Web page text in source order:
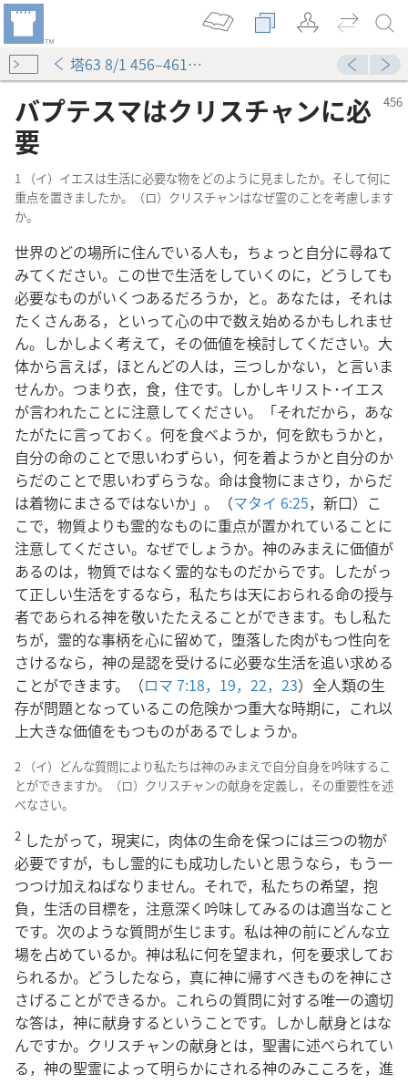
塔63 8/1 456–461ページ
バプテスマはクリスチャンに必
要
1 （イ）イエスは生活に必要な物をどのように見ましたか。そして何に
重点を置きましたか。（ロ）クリスチャンはなぜ霊のことを考慮します
か。
世界のどの場所に住んでいる人も，ちょっと自分に尋ねて
みてください。この世で生活をしていくのに，どうしても
必要なものがいくつあるだろうか，と。あなたは，それは
たくさんある，といって心の中で数え始めるかもしれませ
ん。しかしよく考えて，その価値を検討してください。大
体から言えば，ほとんどの人は，三つしかない，と言いま
せんか。つまり衣，食，住です。しかしキリスト･イエス
が言われたことに注意してください。「それだから，あな
たがたに言っておく。何を食べようか，何を飲もうかと，
自分の命のことで思いわずらい，何を着ようかと自分のか
らだのことで思いわずらうな。命は食物にまさり，からだ
は着物にまさるではないか」。（マタイ 6:25，新口）こ
こで，物質よりも霊的なものに重点が置かれていることに
注意してください。なぜでしょうか。神のみまえに価値が
あるのは，物質ではなく霊的なものだからです。したがっ
て正しい生活をするなら，私たちは天におられる命の授与
者であられる神を敬いたたえることができます。もし私た
ちが，霊的な事柄を心に留めて，堕落した肉がもつ性向を
さけるなら，神の是認を受けるに必要な生活を追い求める
ことができます。（ロマ 7:18，19， 22，23）全人類の生
存が問題となっているこの危険かつ重大な時期に，これ以
上大きな価値をもつものがあるでしょうか。
2 （イ）どんな質問により私たちは神のみまえで自分自身を吟味するこ
とができますか。（ロ）クリスチャンの献身を定義し，その重要性を述
べなさい。
2 したがって，現実に，肉体の生命を保つには三つの物が
必要ですが，もし霊的にも成功したいと思うなら，もう一
つつけ加えねばなりません。それで，私たちの希望，抱
負，生活の目標を，注意深く吟味してみるのは適当なこと
です。次のような質問が生じます。私は神の前にどんな立
場を占めているか。神は私に何を望まれ，何を要求してお
られるか。どうしたなら，真に神に帰すべきものを神にさ
さげることができるか。これらの質問に対する唯一の適切
な答は，神に献身するということです。しかし献身とはな
んですか。クリスチャンの献身とは，聖書に述べられてい
る，神の聖霊によって明らかにされる神のみこころを，進